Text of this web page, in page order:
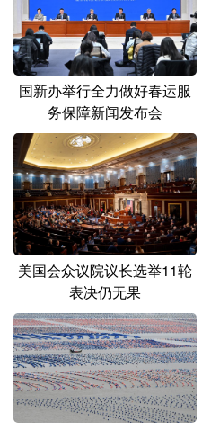
国新办举行全力做好春运服
务保障新闻发布会
美国会众议院议长选举11轮
表决仍无果